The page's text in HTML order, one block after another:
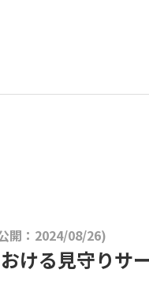
開：2024/08/26)
ける見守りサ